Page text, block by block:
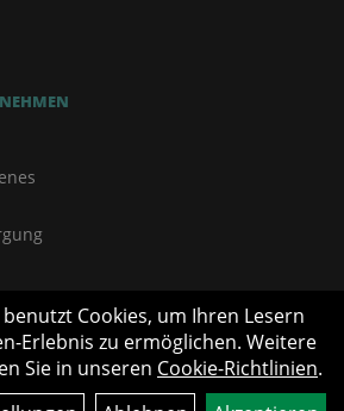
Cookies, um Ihren Lesern
Erlebnis zu ermöglichen. Weitere
Sie in unseren Cookie-Richtlinien.